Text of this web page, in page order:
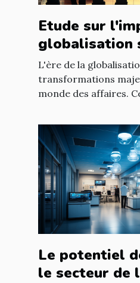
Etude sur
globalisation
des affaires
L'ère de la
transformations
monde des affaires.
Le potentiel
le secteur de